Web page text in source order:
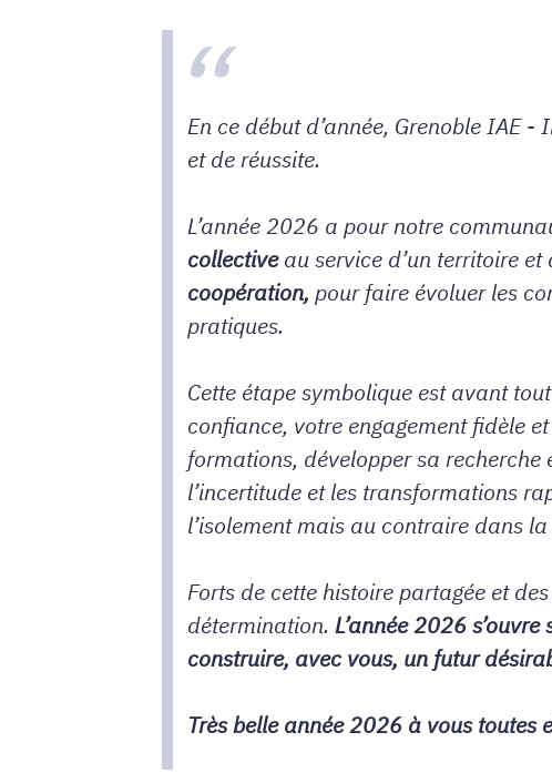
En ce début d’année, Grenoble IAE -
et de réussite.
L’année 2026 a pour notre
collectiveau service d’un territoire et
coopération, pour faire évoluer les
pratiques.
Cette étape symbolique est avant
confiance, votre engagement fidèle
formations, développer sa
l’incertitude et les transformations
l’isolement mais au contraire dans
Forts de cette histoire partagée et
détermination. L’année 2026
construire, avec vous, un futur
Très belle année 2026 à vous toutes